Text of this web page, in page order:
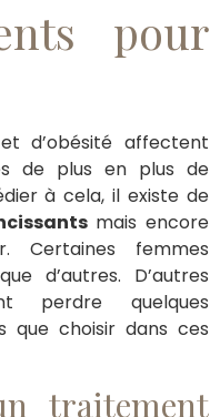
pour
d’obésité affectent
de plus en plus de
à cela, il existe de
mais encore
Certaines femmes
d’autres. D’autres
perdre quelques
que choisir dans ces
traitement